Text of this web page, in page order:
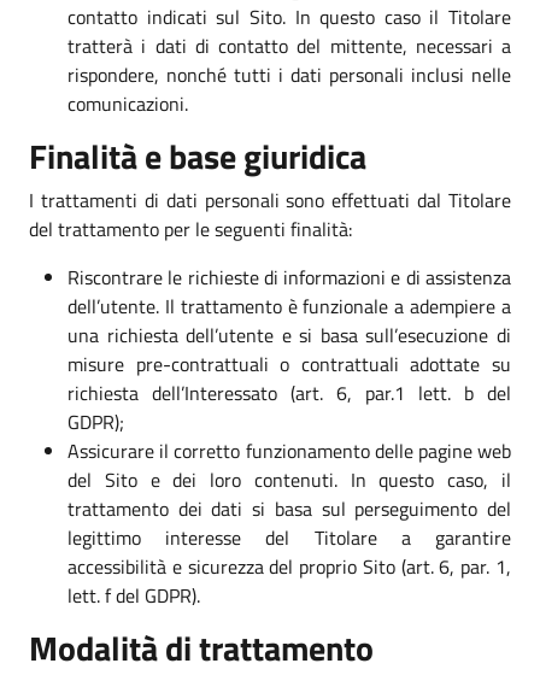
contatto indicati sul Sito. In questo caso il Titolare
tratterà i dati di contatto del mittente, necessari a
rispondere, nonché tutti i dati personali inclusi nelle
comunicazioni.
Finalità e base giuridica
I trattamenti di dati personali sono effettuati dal Titolare
del trattamento per le seguenti finalità:
Riscontrare le richieste di informazioni e di assistenza
dell’utente. Il trattamento è funzionale a adempiere a
una richiesta dell’utente e si basa sull’esecuzione di
misure pre-contrattuali o contrattuali adottate su
richiesta dell’Interessato (art. 6, par.1 lett. b del
GDPR);
Assicurare il corretto funzionamento delle pagine web
del Sito e dei loro contenuti. In questo caso, il
trattamento dei dati si basa sul perseguimento del
legittimo interesse del Titolare a garantire
accessibilità e sicurezza del proprio Sito (art. 6, par. 1,
lett. f del GDPR).
Modalità di trattamento